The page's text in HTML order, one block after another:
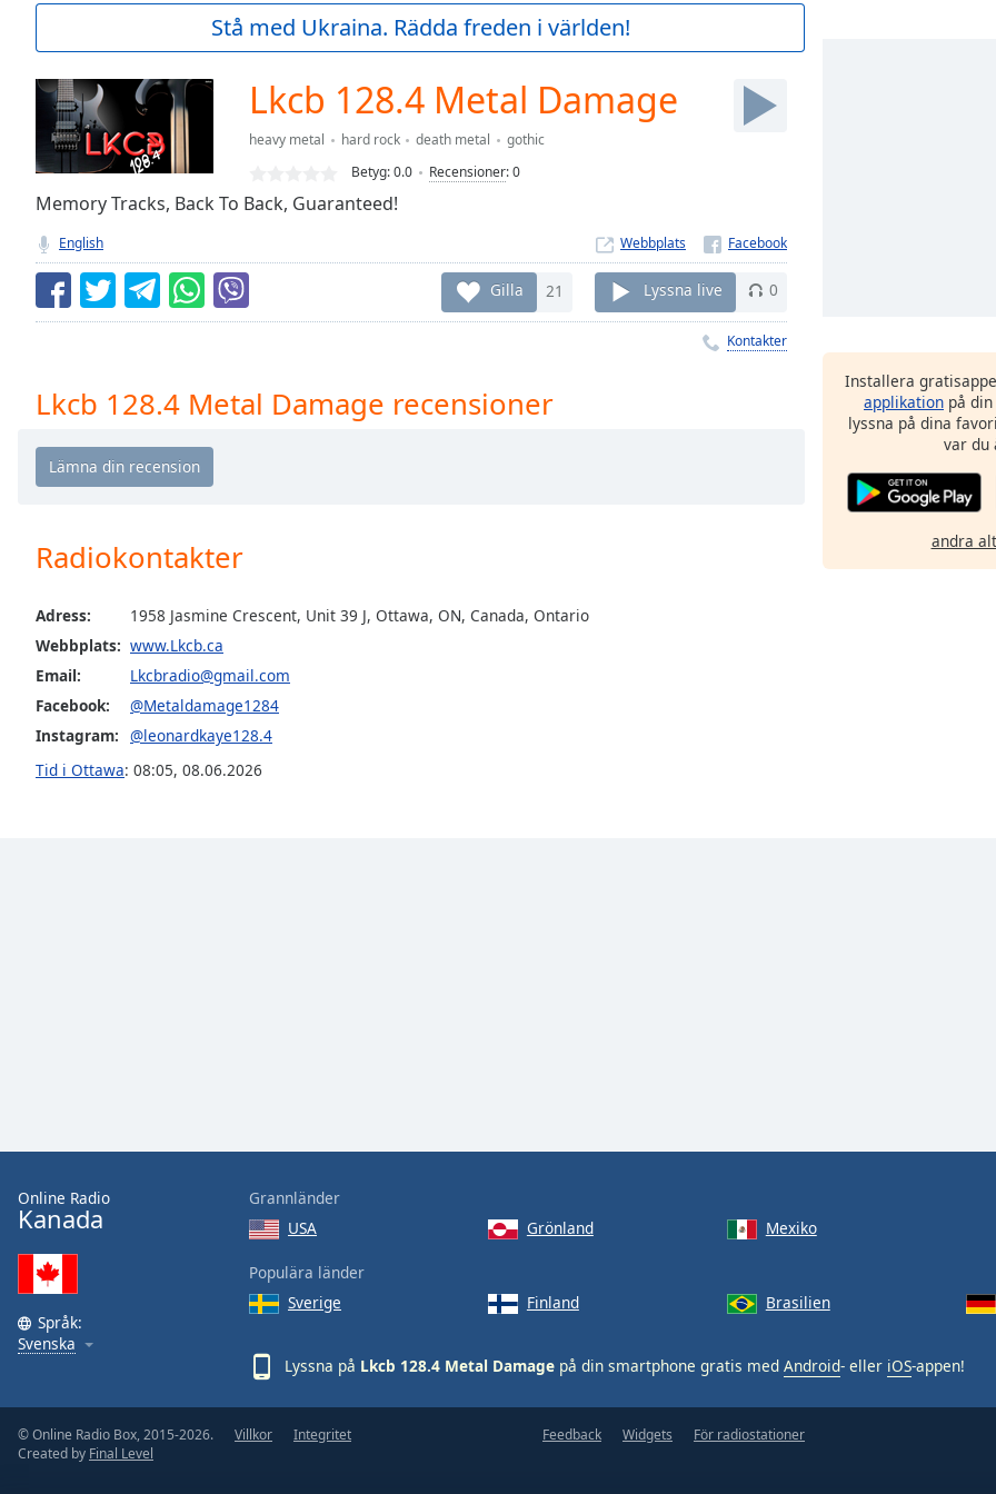
Current
Duration-:-
Loaded:
Stream
TypeLIVE
live,
currently
behind
LIVE
Remaining
Playback
Rate
Chapters
off,
selected
subtitles
This
modal
Beginning
dialog
cancel
Stå med Ukraina. Rädda freden i världen!
Lkcb 128.4 Metal Damage
heavy metal hard rock death metal
gothic
Betyg:0.0 Recensioner:0
Memory Tracks, Back To Back, Guaranteed!
English Webbplats
Gilla 21 Lyssna live 0
Kontakter
Lkcb 128.4 Metal Damage recensioner
Radiokontakter
Adress:
1958 Jasmine Crescent, Unit 39 J, Ottawa, ON, Canada, Ontario
Webbplats: www.Lkcb.ca
Email:
Lkcbradio@gmail.com
Facebook:
@Metaldamage1284
Instagram: @leonardkaye128.4
Tid i Ottawa: 08:05, 08.06.2026
Installera
applikation på
lyssna på dina
var du
andra
Online Radio
Kanada
Språk:
Svenska
Grannländer
USA
Grönland Mexiko
Populära länder
Sverige
Finland Brasilien
Lyssna på Lkcb 128.4 Metal Damage på din smartphone gratis med Android- eller iOS-appen!
© Online Radio Box, 2015-2026.
Created by Final Level
Villkor Integritet Feedback Widgets För radiostationer